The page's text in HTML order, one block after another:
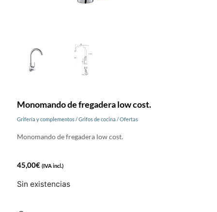
Monomando de fregadera low cost.
Grifería y complementos/Grifos de cocina /Ofertas
Monomando de fregadera low cost.
45,00€ (IVA incl.)
Sin existencias